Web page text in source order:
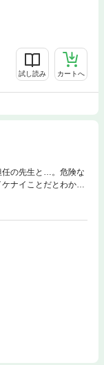
試し読み カートへ
任の先生と…。危険な
ナイことだとわかっ
ＬＯＶＥまんさいア